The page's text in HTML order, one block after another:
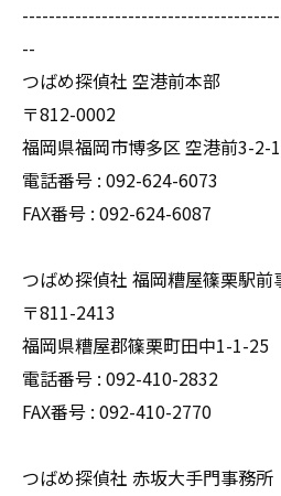
--
つばめ探偵社 空港前本部
〒812-0002
福岡県福岡市博多区 空港前3-2-
電話番号 : 092-624-6073
FAX番号 : 092-624-6087
つばめ探偵社 福岡糟屋篠栗駅前
〒811-2413
福岡県糟屋郡篠栗町田中1-1-25
電話番号 : 092-410-2832
FAX番号 : 092-410-2770
つばめ探偵社 赤坂大手門事務所